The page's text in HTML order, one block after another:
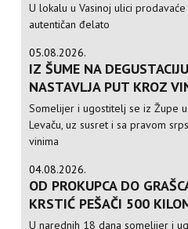
U lokalu u Vasinoj ulici
autentičan đelato
05.08.2026.
IZ ŠUME NA
NASTAVLJA PUT KROZ
Somelijer i ugostitelj se iz Župe
Levaču, uz susret i sa pravom
vinima
04.08.2026.
OD PROKUPCA DO
KRSTIĆ PEŠAČI 500
U narednih 18 dana somelijer i